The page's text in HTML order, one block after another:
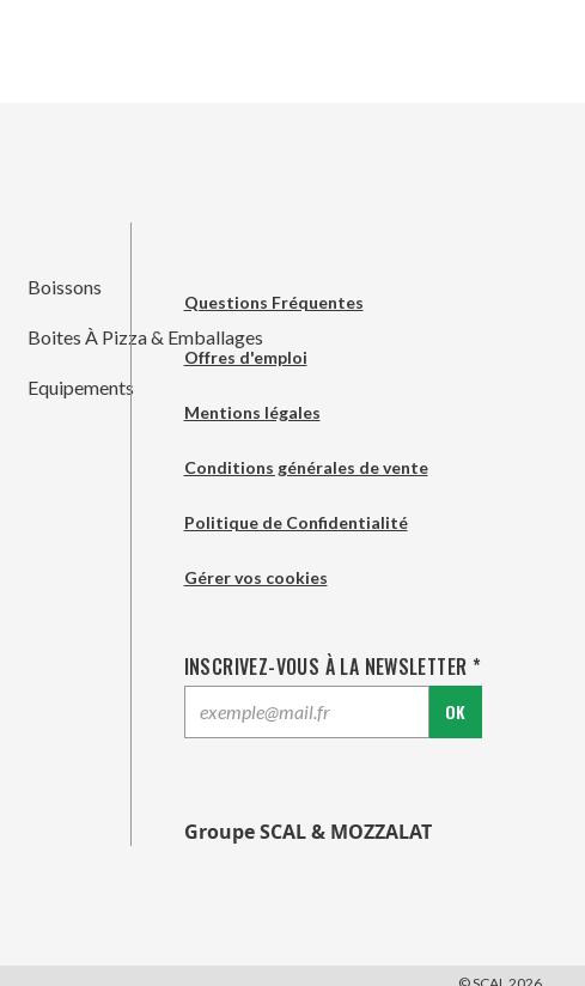
Boissons
Boites À Pizza & Emballages
Equipements
Questions Fréquentes
Offres d'emploi
Mentions légales
Conditions générales de vente
Politique de Confidentialité
Gérer vos cookies
INSCRIVEZ-VOUS À LA NEWSLETTER *
OK
Groupe SCAL & MOZZALAT